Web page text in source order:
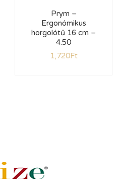
Prym –
Ergonómikus
horgolótű 16 cm –
4.50
1,720Ft